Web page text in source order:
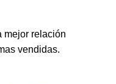
mejor relación
vendidas.